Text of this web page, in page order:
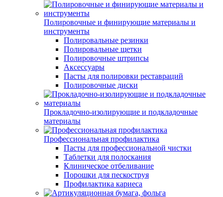
Полировочные и финирующие материалы и
инструменты
Полировальные резинки
Полировальные щетки
Полировочные штрипсы
Аксессуары
Пасты для полировки реставраций
Полировочные диски
Прокладочно-изолирующие и подкладочные
материалы
Профессиональная профилактика
Пасты для профессиональной чистки
Таблетки для полоскания
Клиническое отбеливание
Порошки для пескоструя
Профилактика кариеса